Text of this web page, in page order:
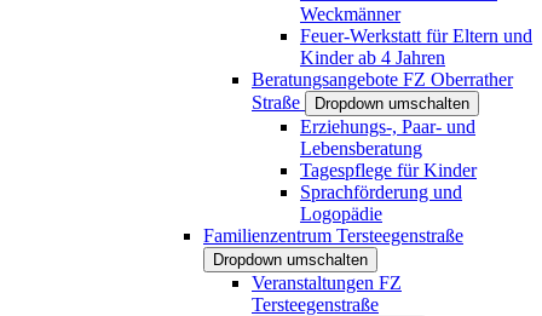
Weckmänner
Feuer-Werkstatt für Eltern und
Kinder ab 4 Jahren
Beratungsangebote FZ Oberrather
Straße
Dropdown umschalten
Erziehungs-, Paar- und
Lebensberatung
Tagespflege für Kinder
Sprachförderung und
Logopädie
Familienzentrum Tersteegenstraße
Dropdown umschalten
Veranstaltungen FZ
Tersteegenstraße